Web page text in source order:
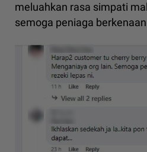
meluahkan rasa simpati
semoga peniaga